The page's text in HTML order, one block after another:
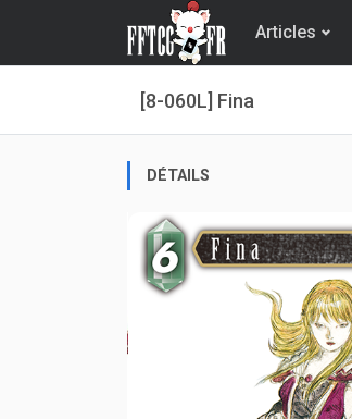
Articles
[8-060L] Fina
DÉTAILS